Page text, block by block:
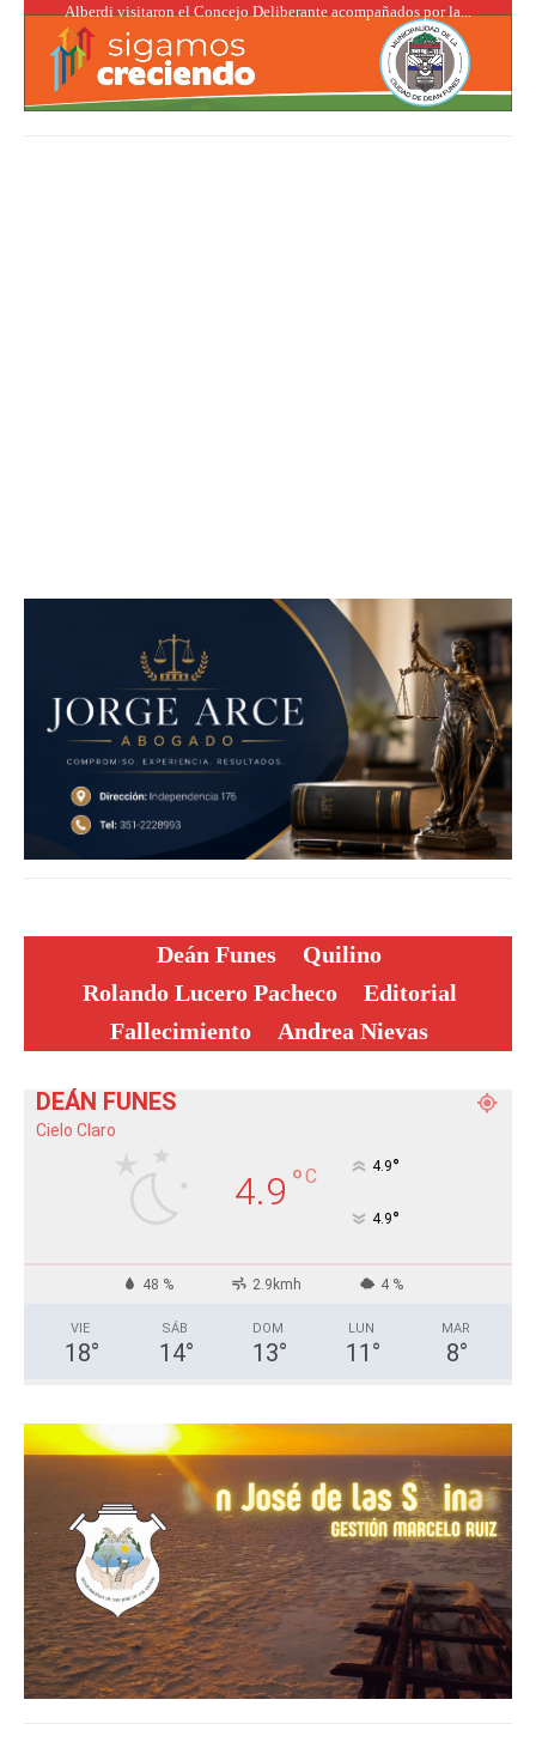
Alberdi visitaron el Concejo Deliberante acompañados por la...
Deán Funes
Quilino
Rolando Lucero Pacheco
Editorial
Fallecimiento
Andrea Nievas
DEÁN FUNES
Cielo Claro
4.9 °C 4.9°
4.9°
48 % 2.9kmh 4 %
VIE
18°
SÁB
14°
DOM
13°
LUN
11 °
MAR
8°